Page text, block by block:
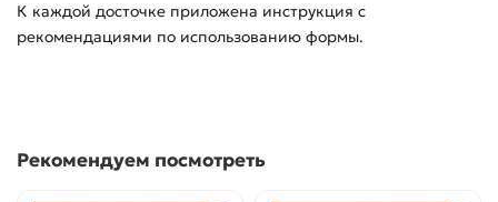
К каждой досточке приложена инструкция с
рекомендациями по использованию формы.
Рекомендуем посмотреть